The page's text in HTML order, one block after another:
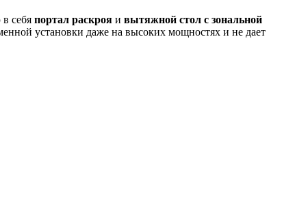
себя портал раскроя и вытяжной стол с зональной
установки даже на высоких мощностях и не дает